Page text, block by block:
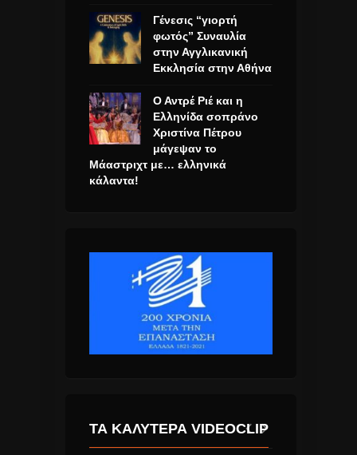
Γένεσις “γιορτή
φωτός” Συναυλία
στην Αγγλικανική
Εκκλησία στην Αθήνα
Ο Αντρέ Ριέ και η
Ελληνίδα σοπράνο
Χριστίνα Πέτρου
μάγεψαν το
Μάαστριχτ με… ελληνικά
κάλαντα!
ΤΑ ΚΑΛΎΤΕΡΑ VIDEOCLIP